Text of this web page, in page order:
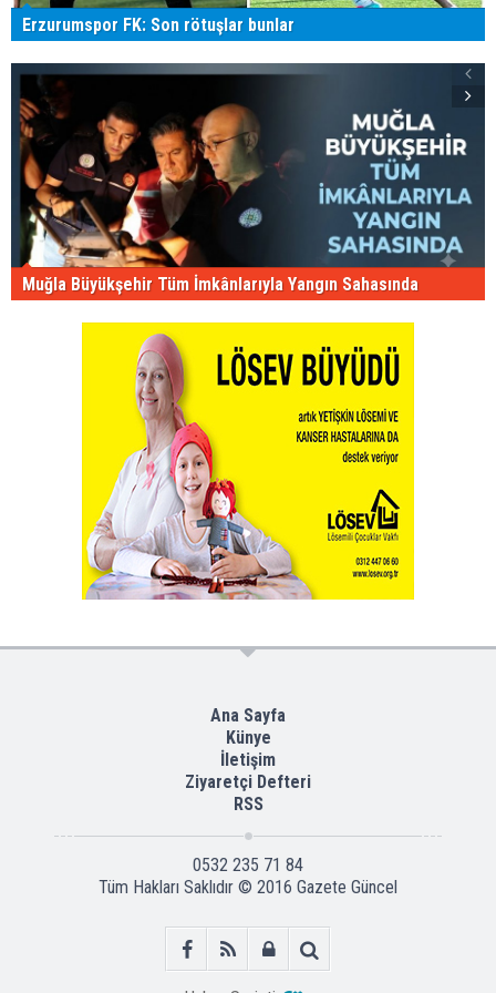
Erzurumspor FK: Son rötuşlar bunlar
Muğla Büyükşehir Tüm İmkânlarıyla Yangın Sahasında
Ana Sayfa
Künye
İletişim
Ziyaretçi Defteri
RSS
0532 235 71 84
Tüm Hakları Saklıdır © 2016 Gazete Güncel